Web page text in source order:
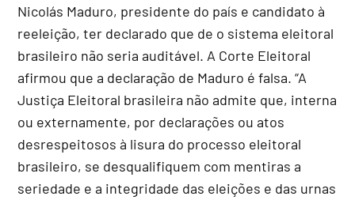
Nicolás Maduro, presidente do país e candidato à
reeleição, ter declarado que de o sistema eleitoral
brasileiro não seria auditável. A Corte Eleitoral
afirmou que a declaração de Maduro é falsa. “A
Justiça Eleitoral brasileira não admite que, interna
ou externamente, por declarações ou atos
desrespeitosos à lisura do processo eleitoral
brasileiro, se desqualifiquem com mentiras a
seriedade e a integridade das eleições e das urnas